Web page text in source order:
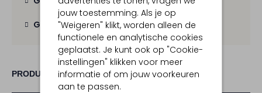
jouw toestemming. Als je op
"Weigeren" klikt, worden alleen de
functionele en analytische cookies
geplaatst. Je kunt ook op "Cookie-
instellingen" klikken voor meer
informatie of om jouw voorkeuren
aan te passen.
Gratis retourbinnen 30 dagen
PRODUCT INFORMATIE